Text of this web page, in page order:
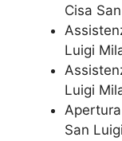
Cisa
Luigi
Luigi
San